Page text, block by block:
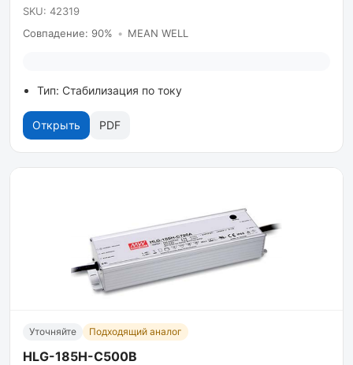
SKU: 42319
Совпадение: 90% • MEAN WELL
Тип: Стабилизация по току
Открыть PDF
Уточняйте Подходящий аналог
HLG-185H-C500B